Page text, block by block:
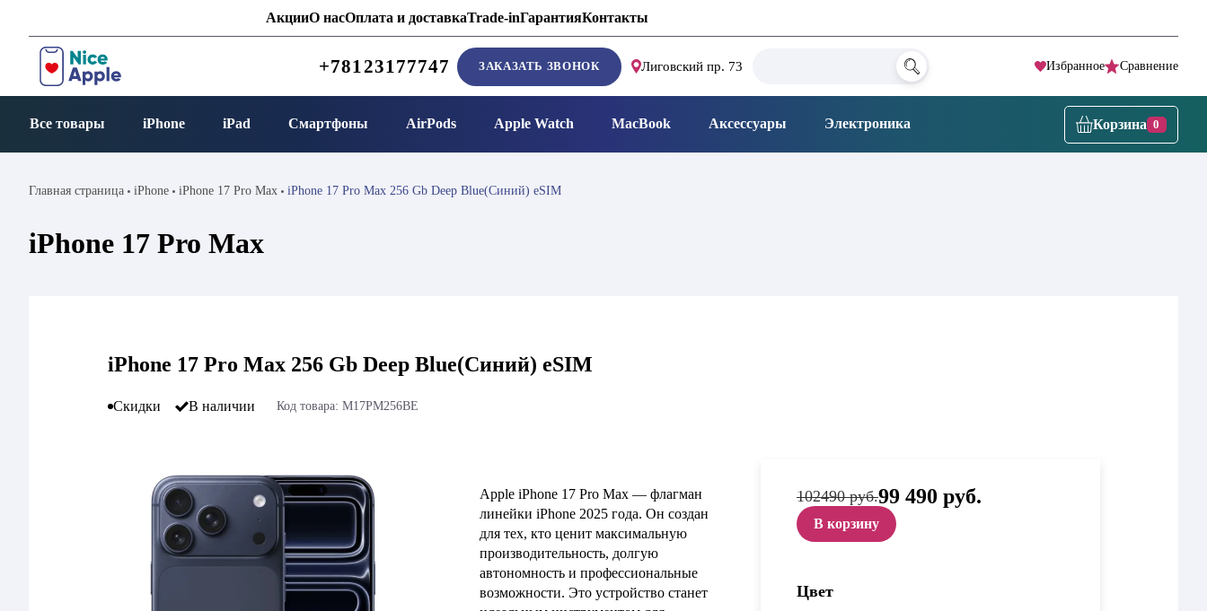
АкцииО насОплата и доставкаTrade-inГарантияКонтакты
+78123177747 ЗАКАЗАТЬ ЗВОНОК Лиговский пр. 73 Избранное Сравнение
Все товары iPhone iPad Смартфоны AirPods Apple Watch MacBook Аксессуары Электроника Корзина 0
Главная страница iPhone iPhone 17 Pro Max iPhone 17 Pro Max 256 Gb Deep Blue(Синий) eSIM
iPhone 17 Pro Max
iPhone 17 Pro Max 256 Gb Deep Blue(Синий) eSIM
Скидки В наличии Код товара: M17PM256BE
Apple iPhone 17 Pro Max — флагман
линейки iPhone 2025 года. Он создан
для тех, кто ценит максимальную
производительность, долгую
автономность и профессиональные
возможности. Это устройство станет
102490 руб.Первоначальная
цена
составляла
102
490 руб..
99 490 руб.
В корзину
Цвет